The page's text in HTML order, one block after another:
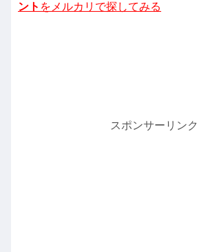
ント をメルカリで探してみる
スポンサーリンク